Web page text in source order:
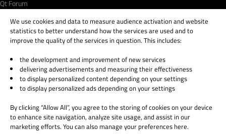
Qt Forum
© 2026 The Qt Company
Legal Notice
Privacy and Cookie Policy
Trust Center
Cookie Settings
We use cookies and data to measure audience activation and website
statistics to better understand how the services are used and to
improve the quality of the services in question. This includes:
the development and improvement of new services
delivering advertisements and measuring their effectiveness
to display personalized content depending on your settings
to display personalized ads depending on your settings
By clicking “Allow All”, you agree to the storing of cookies on your device
to enhance site navigation, analyze site usage, and assist in our
marketing efforts. You can also manage your preferences here.